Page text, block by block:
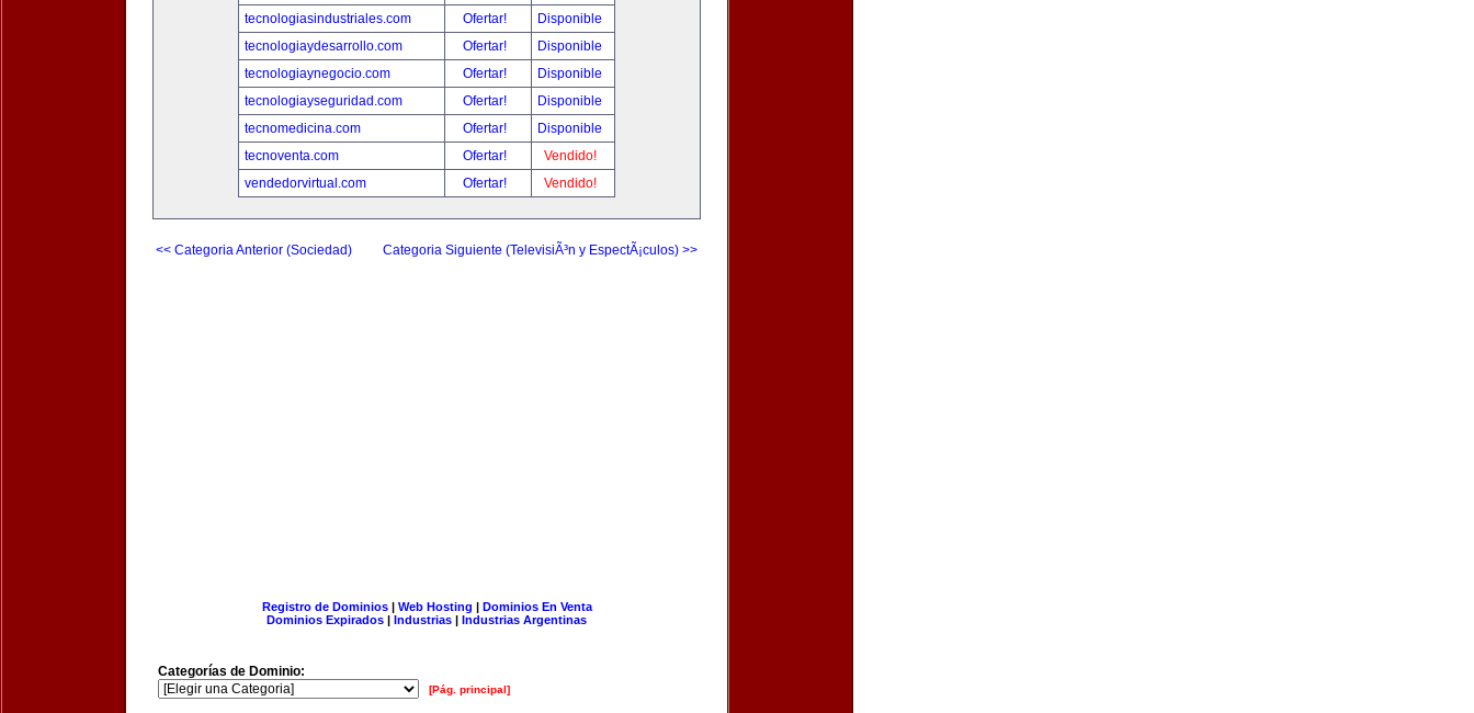
tecnologiasindustriales.com
Ofertar!
Disponible
tecnologiaydesarrollo.com
Ofertar!
Disponible
tecnologiaynegocio.com
Ofertar!
Disponible
tecnologiayseguridad.com
Ofertar!
Disponible
tecnomedicina.com
Ofertar!
Disponible
tecnoventa.com
Ofertar!
Vendido!
vendedorvirtual.com
Ofertar! Vendido!
<< Categoria Anterior (Sociedad) Categoria Siguiente (TelevisiÃ³n y EspectÃ¡culos) >>
Registro de Dominios| Web Hosting | Dominios En Venta
Dominios Expirados | Industrias | Industrias Argentinas
Categorías de Dominio:
[Pág. principal]